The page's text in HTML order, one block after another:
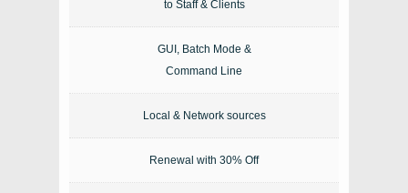
to Staff & Clients
GUI, Batch Mode &
Command Line
Local & Network sources
Renewal with 30% Off